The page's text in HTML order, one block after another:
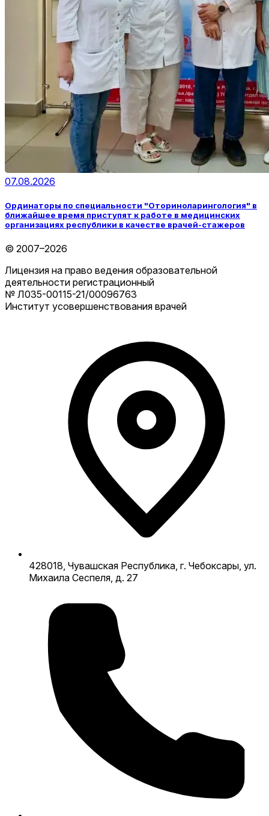
07.08.2026
Ординаторы по специальности "Оториноларингология" в
ближайшее время приступят к работе в медицинских
организациях республики в качестве врачей-стажеров
© 2007–2026
Лицензия на право ведения образовательной
деятельности регистрационный
№ Л035-00115-21/00096763
Институт усовершенствования врачей
428018, Чувашская Республика, г. Чебоксары, ул.
Михаила Сеспеля, д. 27